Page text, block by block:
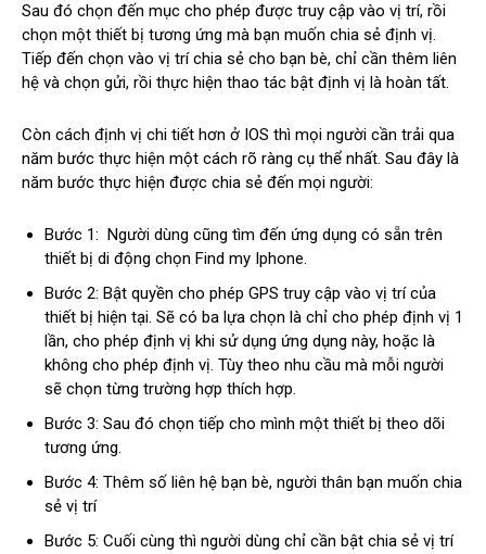
Sau đó chọn đến mục cho phép được truy cập vào vị trí, rồi
chọn một thiết bị tương ứng mà bạn muốn chia sẻ định vị.
Tiếp đến chọn vào vị trí chia sẻ cho bạn bè, chỉ cần thêm liên
hệ và chọn gửi, rồi thực hiện thao tác bật định vị là hoàn tất.
Còn cách định vị chi tiết hơn ở IOS thì mọi người cần trải qua
năm bước thực hiện một cách rõ ràng cụ thể nhất. Sau đây là
năm bước thực hiện được chia sẻ đến mọi người:
Bước 1: Người dùng cũng tìm đến ứng dụng có sẵn trên
thiết bị di động chọn Find my Iphone.
Bước 2: Bật quyền cho phép GPS truy cập vào vị trí của
thiết bị hiện tại. Sẽ có ba lựa chọn là chỉ cho phép định vị 1
lần, cho phép định vị khi sử dụng ứng dụng này, hoặc là
không cho phép định vị. Tùy theo nhu cầu mà mỗi người
sẽ chọn từng trường hợp thích hợp.
Bước 3: Sau đó chọn tiếp cho mình một thiết bị theo dõi
tương ứng.
Bước 4: Thêm số liên hệ bạn bè, người thân bạn muốn chia
sẻ vị trí
Bước 5: Cuối cùng thì người dùng chỉ cần bật chia sẻ vị trí